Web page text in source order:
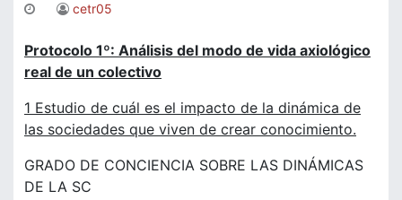
cetr05
Protocolo 1º: Análisis del modo de vida axiológico
real de un colectivo
1 Estudio de cuál es el impacto de la dinámica de
las sociedades que viven de crear conocimiento.
GRADO DE CONCIENCIA SOBRE LAS DINÁMICAS
DE LA SC